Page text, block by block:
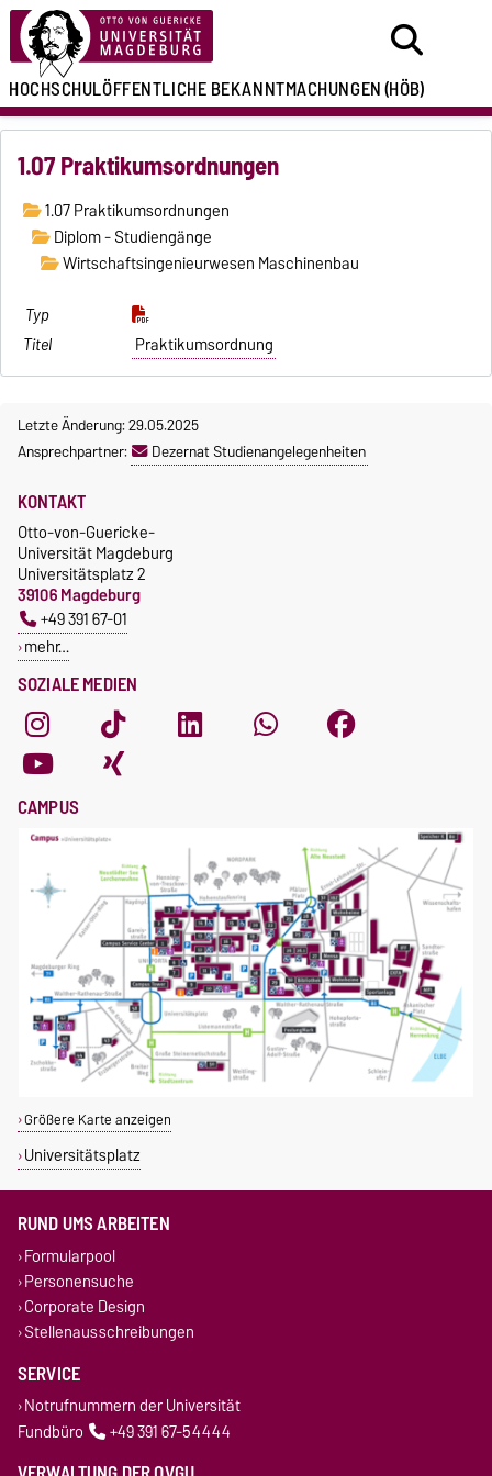
HOCHSCHULÖFFENTLICHEBEKANNTMACHUNGEN(HÖB)
1.07 Praktikumsordnungen
1.07 Praktikumsordnungen
Diplom - Studiengänge
Wirtschaftsingenieurwesen Maschinenbau
Praktikumsordnung
Letzte Änderung: 29.05.2025
Ansprechpartner:
Dezernat Studienangelegenheiten
SOZIALE MEDIEN
KONTAKT
Otto-von-Guericke-
Universität Magdeburg
Universitätsplatz 2
39106 Magdeburg
+49 391 67-01
mehr…
CAMPUS
Größere Karte anzeigen
Universitätsplatz
RUND UMS ARBEITEN
Formularpool
Personensuche
Corporate Design
Stellenausschreibungen
SERVICE
Notrufnummern der Universität
Fundbüro
+49 391 67-54444